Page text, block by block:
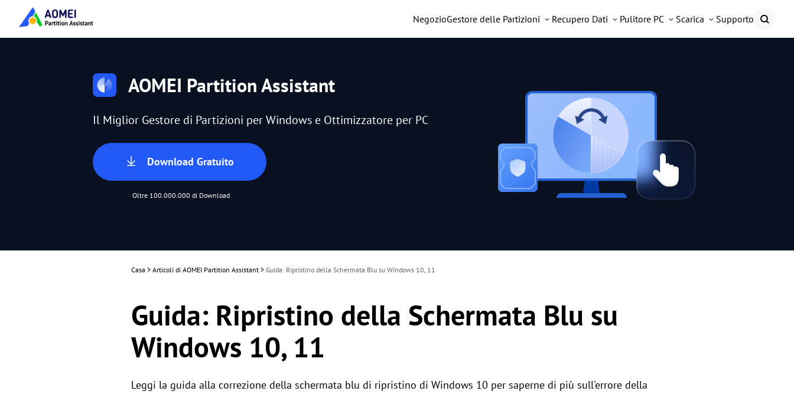
NegozioGestore delle Partizioni Recupero Dati Pulitore PC Scarica Supporto
AOMEI Partition Assistant
Il Miglior Gestore di Partizioni per Windows e Ottimizzatore per PC
Download Gratuito
Oltre 100.000.000 di Download
Casa > Articoli di AOMEI Partition Assistant > Guida: Ripristino della Schermata Blu su Windows 10, 11
Guida: Ripristino della Schermata Blu su
Windows 10, 11
Leggi la guida alla correzione della schermata blu di ripristino di Windows 10 per saperne di più sull'errore della